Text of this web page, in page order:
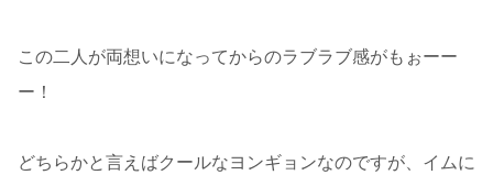
この二人が両想いになってからのラブラブ感がもぉーー
ー！
どちらかと言えばクールなヨンギョンなのですが、イムに